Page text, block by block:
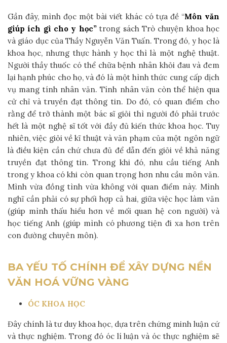
Gần đây, mình đọc một bài viết khác có tựa đề “Môn văn
giúp ích gì cho y học”trong sách Trò chuyện khoa học
và giáo dục của Thầy Nguyễn Văn Tuấn. Trong đó, y học là
khoa học, nhưng thực hành y học thì là một nghệ thuật.
Người thầy thuốc có thể chữa bệnh nhân khỏi đau và đem
lại hạnh phúc cho họ, và đó là một hình thức cung cấp dịch
vụ mang tính nhân văn. Tính nhân văn còn thể hiện qua
cử chỉ và truyền đạt thông tin. Do đó, có quan điểm cho
rằng để trở thành một bác sĩ giỏi thì người đó phải trước
hết là một nghệ sĩ tốt với đầy đủ kiến thức khoa học. Tuy
nhiên, việc giỏi về kĩ thuật và văn phạm của một ngôn ngữ
là điều kiện cần chứ chưa đủ để dẫn đến giỏi về khả năng
truyền đạt thông tin. Trong khi đó, nhu cầu tiếng Anh
trong y khoa có khi còn quan trọng hơn nhu cầu môn văn.
Mình vừa đồng tình vừa không với quan điểm này. Mình
nghĩ cần phải có sự phối hợp cả hai, giữa việc học làm văn
(giúp mình thấu hiểu hơn về mối quan hệ con người) và
học tiếng Anh (giúp mình có phương tiện đi xa hơn trên
con đường chuyên môn).
BA YẾU TỐ CHÍNH ĐỂ XÂY DỰNG NỀN
VĂN HOÁ VỮNG VÀNG
ÓC KHOA HỌC
Đây chính là tư duy khoa học, dựa trên chứng minh luận cứ
và thực nghiệm. Trong đó óc lí luận và óc thực nghiệm sẽ